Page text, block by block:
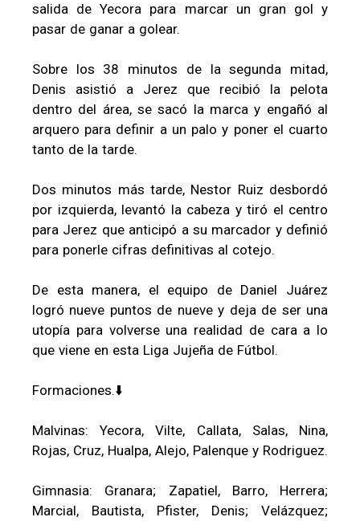
salida de Yecora para marcar un gran gol y
pasar de ganar a golear.
Sobre los 38 minutos de la segunda mitad,
Denis asistió a Jerez que recibió la pelota
dentro del área, se sacó la marca y engañó al
arquero para definir a un palo y poner el cuarto
tanto de la tarde.
Dos minutos más tarde, Nestor Ruiz desbordó
por izquierda, levantó la cabeza y tiró el centro
para Jerez que anticipó a su marcador y definió
para ponerle cifras definitivas al cotejo.
De esta manera, el equipo de Daniel Juárez
logró nueve puntos de nueve y deja de ser una
utopía para volverse una realidad de cara a lo
que viene en esta Liga Jujeña de Fútbol.
Formaciones.⬇️
Malvinas: Yecora, Vilte, Callata, Salas, Nina,
Rojas, Cruz, Hualpa, Alejo, Palenque y Rodriguez.
Gimnasia: Granara; Zapatiel, Barro, Herrera;
Marcial, Bautista, Pfister, Denis; Velázquez;